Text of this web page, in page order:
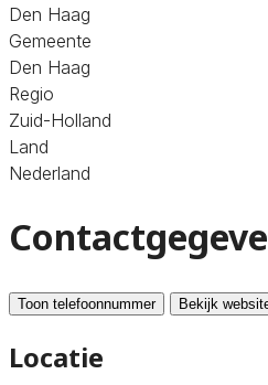
Den Haag
Gemeente
Den Haag
Regio
Zuid-Holland
Land
Nederland
Toon telefoonnummer Bekijk
Locatie